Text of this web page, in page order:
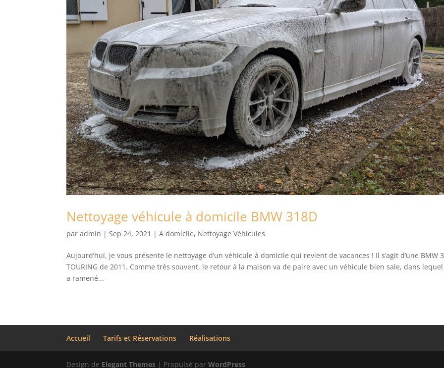
Nettoyage véhicule à domicile BMW 318D
paradmin |Sep 24, 2021 |A domicile, Nettoyage Véhicules
Aujourd’hui, je vous présente le nettoyage d’un véhicule à domicile qui revient de vacances ! Il s’agit d’une BMW
TOURING de 2011. Comme très souvent, le retour à la maison va de paire avec un véhicule bien sale, dans
a ramené...
Accueil Tarifs et Réservations Réalisations
Design de Elegant Themes | Propulsé parWordPress